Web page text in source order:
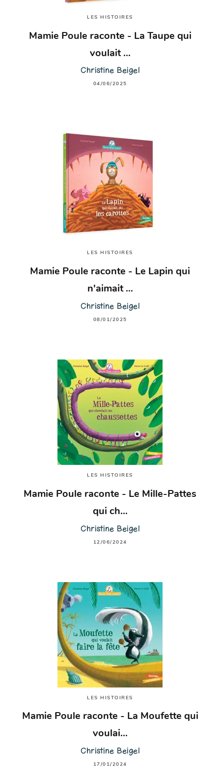
LES HISTOIRES
Mamie Poule raconte - La Taupe qui
voulait …
Christine Beigel
04/06/2025
LES HISTOIRES
Mamie Poule raconte - Le Lapin qui
n'aimait …
Christine Beigel
08/01/2025
LES HISTOIRES
Mamie Poule raconte - Le Mille-Pattes
qui ch…
Christine Beigel
12/06/2024
LES HISTOIRES
Mamie Poule raconte - La Moufette qui
voulai…
Christine Beigel
17/01/2024